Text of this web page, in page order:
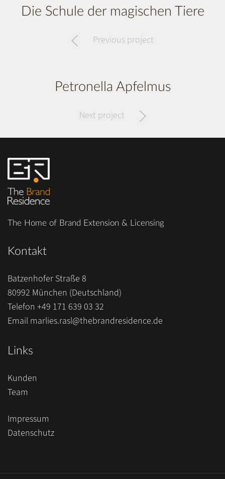
Die Schule der magischen Tiere
Previous project
Petronella Apfelmus
Next project
The Home of Brand Extension & Licensing
Kontakt
Batzenhofer Straße 8
80992 München (Deutschland)
Telefon +49 171 639 03 32
Email marlies.rasl@thebrandresidence.de
Links
Kunden
Team
Impressum
Datenschutz